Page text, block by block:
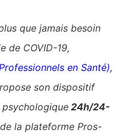
que jamais besoin
de COVID-19,
en Santé),
son dispositif
psychologique 24h/24-
la plateforme Pros-